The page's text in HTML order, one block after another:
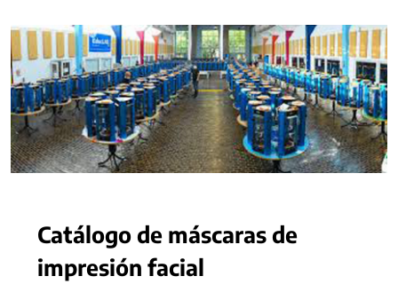
Catálogo de máscaras de
impresión facial